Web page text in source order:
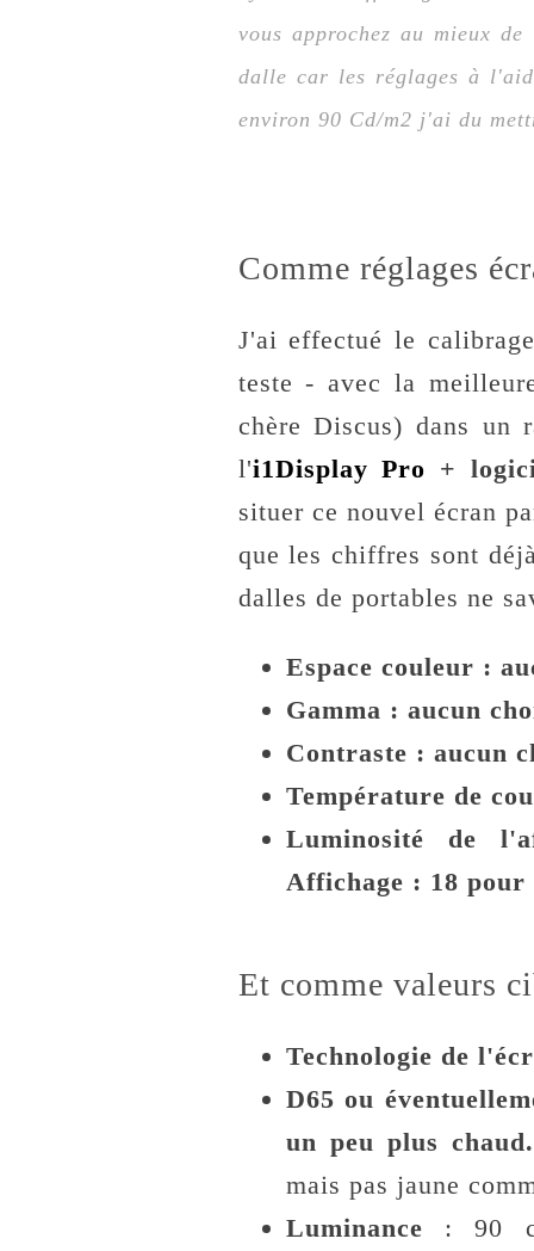
vous approchez au mieux
dalle car les réglages à
environ 90 Cd/m2 j'ai du
Comme réglages
J'ai effectué le
teste - avec la
chère Discus) dans un
l'i1Display Pro +
situer ce nouvel écran
que les chiffres sont
dalles de portables ne
Espace couleur :
Gamma : aucun
Contraste : aucun
Température de
Luminosité de
Affichage : 18
Et comme valeurs
Technologie de
D65 ou
un peu plus chaud.
mais pas jaune
Luminance : 90